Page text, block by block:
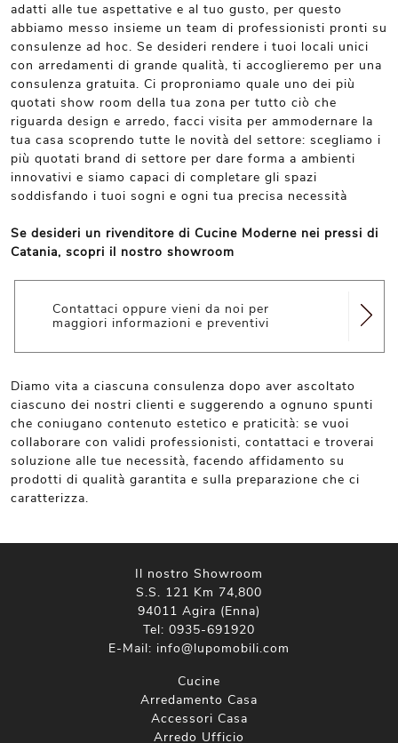
adatti alle tue aspettative e al tuo gusto, per questo
abbiamo messo insieme un team di professionisti pronti su
consulenze ad hoc. Se desideri rendere i tuoi locali unici
con arredamenti di grande qualità, ti accoglieremo per una
consulenza gratuita. Ci proproniamo quale uno dei più
quotati show room della tua zona per tutto ciò che
riguarda design e arredo, facci visita per ammodernare la
tua casa scoprendo tutte le novità del settore: scegliamo i
più quotati brand di settore per dare forma a ambienti
innovativi e siamo capaci di completare gli spazi
soddisfando i tuoi sogni e ogni tua precisa necessità
Se desideri un rivenditore di Cucine Moderne nei pressi di
Catania, scopri il nostro showroom
Contattaci oppure vieni da noi per
maggiori informazioni e preventivi
Diamo vita a ciascuna consulenza dopo aver ascoltato
ciascuno dei nostri clienti e suggerendo a ognuno spunti
che coniugano contenuto estetico e praticità: se vuoi
collaborare con validi professionisti, contattaci e troverai
soluzione alle tue necessità, facendo affidamento su
prodotti di qualità garantita e sulla preparazione che ci
caratterizza.
Il nostro Showroom
S.S. 121 Km 74,800
94011 Agira (Enna)
Tel: 0935-691920
E-Mail: info@lupomobili.com
Cucine
Arredamento Casa
Accessori Casa
Arredo Ufficio